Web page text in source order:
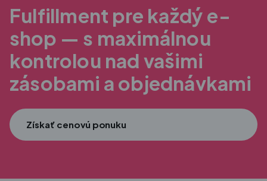
Fulfillment pre každý e-
shop — s maximálnou
kontrolou nad vašimi
zásobami a objednávkami
Získať cenovú ponuku